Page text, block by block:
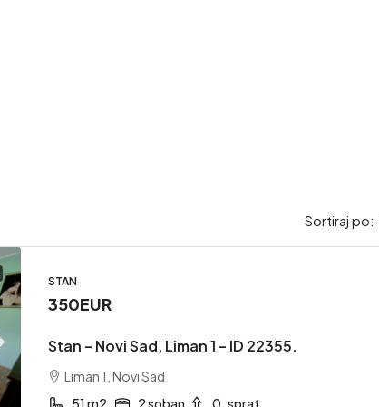
Sortiraj po:
STAN
350EUR
Stan – Novi Sad, Liman 1 – ID 22355.
Liman 1, Novi Sad
51 m2
2 soban 0. sprat